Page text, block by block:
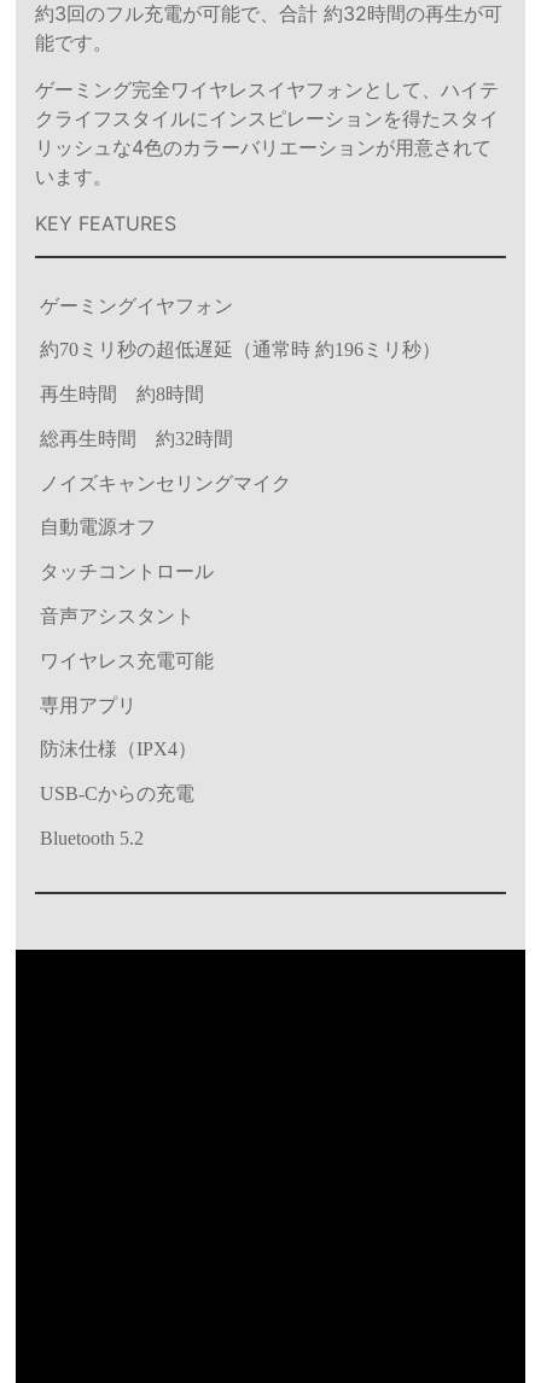
約3回のフル充電が可能で、合計 約32時間の再生が可
能です。
ゲーミング完全ワイヤレスイヤフォンとして、ハイテ
クライフスタイルにインスピレーションを得たスタイ
リッシュな4色のカラーバリエーションが用意されて
います。
KEY FEATURES
ゲーミングイヤフォン
約70ミリ秒の超低遅延（通常時 約196ミリ秒）
再生時間 約8時間
総再生時間 約32時間
ノイズキャンセリングマイク
自動電源オフ
タッチコントロール
音声アシスタント
ワイヤレス充電可能
専用アプリ
防沫仕様（IPX4）
USB-Cからの充電
Bluetooth 5.2